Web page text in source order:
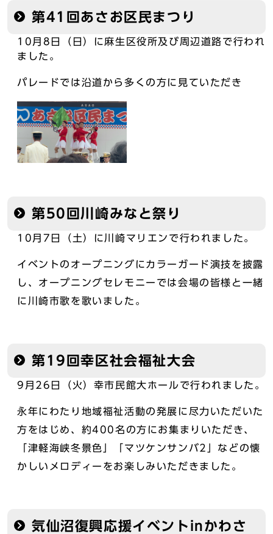
第41回あさお区民まつり
10月8日（日）に麻生区役所及び周辺道路で行われ
ました。
パレードでは沿道から多くの方に見ていただき
第50回川崎みなと祭り
10月7日（土）に川崎マリエンで行われました。
イベントのオープニングにカラーガード演技を披露
し、オープニングセレモニーでは会場の皆様と一緒
に川崎市歌を歌いました。
第19回幸区社会福祉大会
9月26日（火）幸市民館大ホールで行われました。
永年にわたり地域福祉活動の発展に尽力いただいた
方をはじめ、約400名の方にお集まりいただき、
「津軽海峡冬景色」「マツケンサンバ2」などの懐
かしいメロディーをお楽しみいただきました。
気仙沼復興応援イベントinかわさ